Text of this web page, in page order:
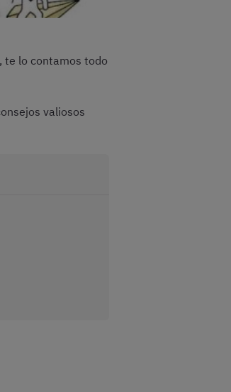
, te lo contamos todo
valiosos